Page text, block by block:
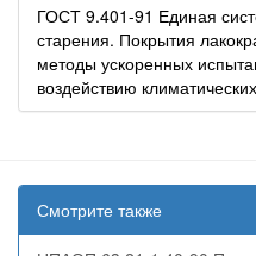
ГОСТ 9.401-91 Единая
старения. Покрытия
методы ускоренных
воздействию
Смотрите также